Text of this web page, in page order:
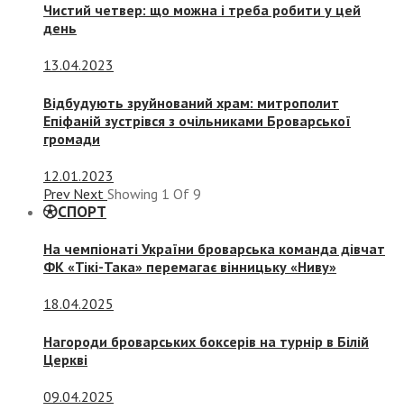
Чистий четвер: що можна і треба робити у цей
день
13.04.2023
Відбудують зруйнований храм: митрополит
Епіфаній зустрівся з очільниками Броварської
громади
12.01.2023
Prev Next Showing 1 Of 9
СПОРТ
На чемпіонаті України броварська команда дівчат
ФК «Тікі-Така» перемагає вінницьку «Ниву»
18.04.2025
Нагороди броварських боксерів на турнір в Білій
Церкві
09.04.2025